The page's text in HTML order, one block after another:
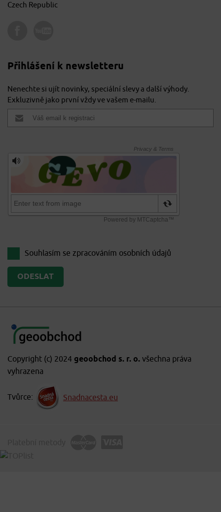
Czech Republic
Přihlášení k newsletteru
Nenechte si ujít novinky, speciální slevy a další výhody.
Exkluzivně jako první vždy ve vašem e-mailu.
Souhlasím se zpracováním osobních údajů
Copyright (c) 2024 geoobchod s. r. o. všechna práva
vyhrazena
Tvůrce: Snadnacesta.eu